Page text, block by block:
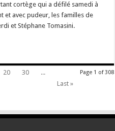
cortège qui a défilé samedi à
et avec pudeur, les familles de
et Stéphane Tomasini.
Page 1 of 308
20 30
...
Last »